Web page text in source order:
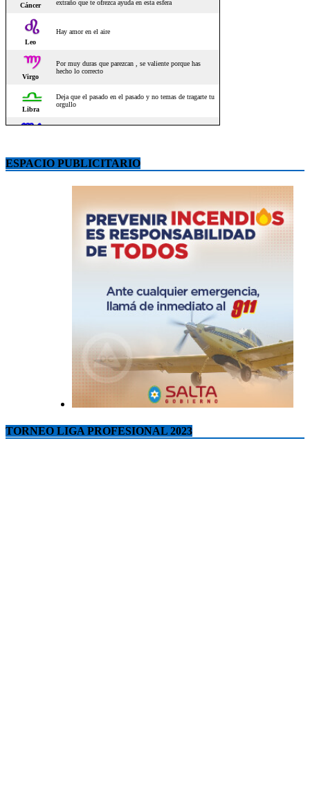
ESPACIO PUBLICITARIO
TORNEO LIGA PROFESIONAL 2023